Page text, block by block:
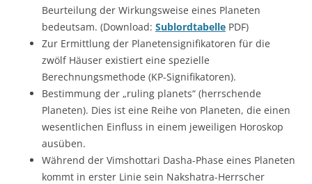
Beurteilung der Wirkungsweise eines Planeten
bedeutsam. (Download: Sublordtabelle PDF)
Zur Ermittlung der Planetensignifikatoren für die
zwölf Häuser existiert eine spezielle
Berechnungsmethode (KP-Signifikatoren).
Bestimmung der „ruling planets“ (herrschende
Planeten). Dies ist eine Reihe von Planeten, die einen
wesentlichen Einfluss in einem jeweiligen Horoskop
ausüben.
Während der Vimshottari Dasha-Phase eines Planeten
kommt in erster Linie sein Nakshatra-Herrscher